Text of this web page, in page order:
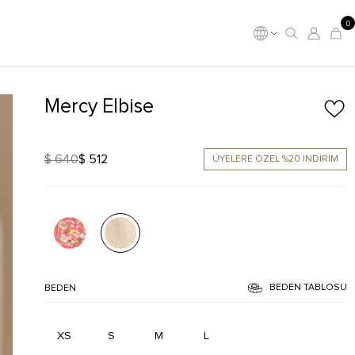
0
Mercy Elbise
$ 640$ 512 ÜYELERE ÖZEL %20 İNDİRİM
BEDEN BEDEN TABLOSU
XS S M L